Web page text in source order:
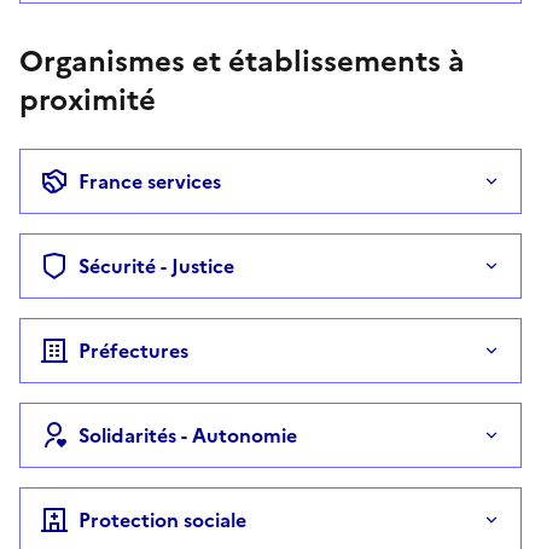
Organismes et établissements à
proximité
France services
Sécurité - Justice
Préfectures
Solidarités - Autonomie
Protection sociale